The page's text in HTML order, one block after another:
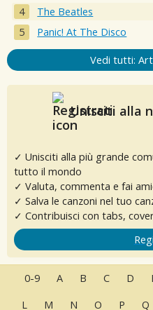
The Beatles
Panic! At The Disco
Vedi tutti:
Unisciti alla
✓ Unisciti alla più grande
tutto il mondo
✓ Valuta, commenta e fai
✓ Salva le canzoni nel tuo
✓ Contribuisci con tabs,
0-9 A B C D
L
M N O P Q